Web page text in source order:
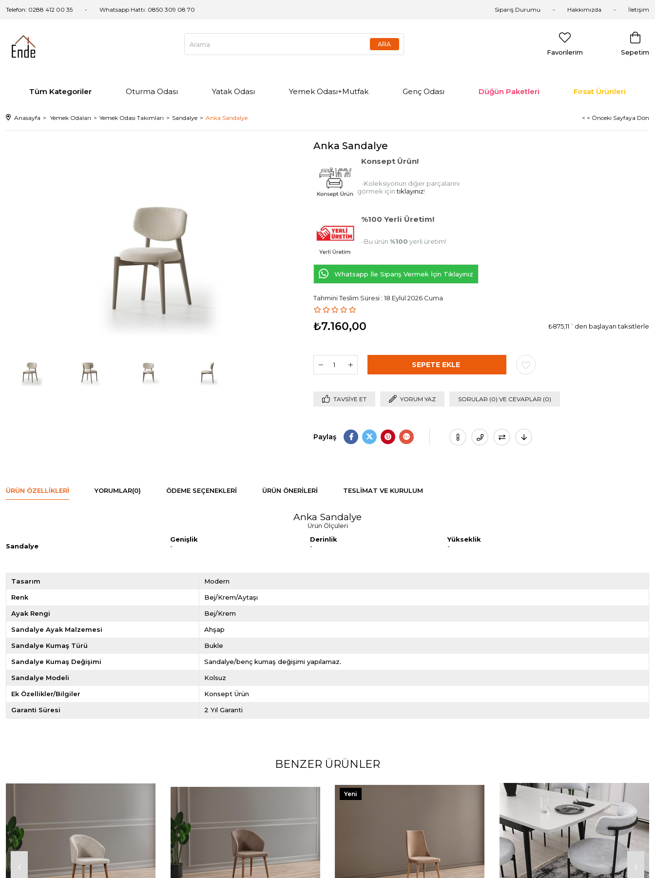
Telefon: 0288 412 00 35 Whatsapp Hattı: 0850 309 08 70 Sipariş Durumu Hakkımızda İletişim
Sepetim
Favorilerim
Tüm Kategoriler Oturma Odası Yatak Odası Yemek Odası+Mutfak Genç Odası Düğün Paketleri Fırsat Ürünleri
Anasayfa Yemek Odaları Yemek Odası Takımları Sandalye Anka Sandalye < < Önceki Sayfaya Dön
Anka Sandalye
Konsept Ürün!
-Koleksiyonun diğer parçalarını
görmek içintıklayınız!
%100 Yerli Üretim!
-Bu ürün %100 yerli üretim!
Whatsapp İle Sipariş Vermek İçin Tıklayınız
Tahmini Teslim Süresi : 18 Eylül 2026 Cuma
₺7.160,00 ₺875,11 `den başlayan taksitlerle
TAVSIYE ET YORUM YAZ SORULAR (0) VE CEVAPLAR (0)
Paylaş
ÜRÜN ÖZELLIKLERI YORUMLAR(0) ÖDEME SEÇENEKLERI ÜRÜN ÖNERILERI TESLIMAT VE KURULUM
Anka Sandalye
Ürün Ölçüleri
Genişlik Derinlik
Yükseklik
Sandalye
- - -
Tasarım Modern
Renk Bej/Krem/Aytaşı
Ayak Rengi Bej/Krem
Sandalye Ayak Malzemesi Ahşap
Sandalye Kumaş Türü Bukle
Sandalye Kumaş Değişimi Sandalye/benç kumaş değişimi yapılamaz.
Sandalye Modeli Kolsuz
Ek Özellikler/Bilgiler Konsept Ürün
Garanti Süresi 2 Yıl Garanti
BENZER ÜRÜNLER
Yeni